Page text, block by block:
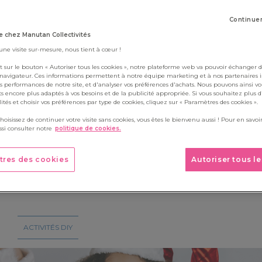
retrouvez un kit contenant 5 à 6 activités destinées aux
classe au fil des saisons grâce à notre kit d'activités à
- Noël
ACTIVITÉS DIY
chez Manutan Collectivités
visite sur-mesure, nous tient à cœur !
sur le bouton « Autoriser tous les cookies », notre plateforme web va pouvoir échanger
Ces informations permettent à notre équipe marketing et à nos partenaires
performances de notre site, et d'analyser vos préférences d'achats. Nous pouvons ainsi
encore plus adaptés à vos besoins et de la publicité appropriée. Si vous souhaitez plus
et choisir vos préférences par type de cookies, cliquez sur « Paramètres des cookies ».
de continuer votre visite sans cookies, vous êtes le bienvenu aussi ! Pour en
consulter notre politique de cookies.
Autoriser tous
des cookies